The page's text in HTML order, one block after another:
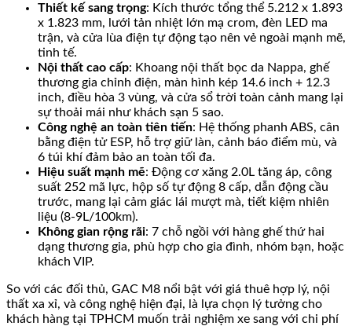
Thiết kế sang trọng: Kích thước tổng thể 5.212 x 1.893
x 1.823 mm, lưới tản nhiệt lớn mạ crom, đèn LED ma
trận, và cửa lùa điện tự động tạo nên vẻ ngoài mạnh mẽ,
tinh tế.
Nội thất cao cấp: Khoang nội thất bọc da Nappa, ghế
thương gia chỉnh điện, màn hình kép 14.6 inch + 12.3
inch, điều hòa 3 vùng, và cửa sổ trời toàn cảnh mang lại
sự thoải mái như khách sạn 5 sao.
Công nghệ an toàn tiên tiến: Hệ thống phanh ABS, cân
bằng điện tử ESP, hỗ trợ giữ làn, cảnh báo điểm mù, và
6 túi khí đảm bảo an toàn tối đa.
Hiệu suất mạnh mẽ: Động cơ xăng 2.0L tăng áp, công
suất 252 mã lực, hộp số tự động 8 cấp, dẫn động cầu
trước, mang lại cảm giác lái mượt mà, tiết kiệm nhiên
liệu (8-9L/100km).
Không gian rộng rãi: 7 chỗ ngồi với hàng ghế thứ hai
dạng thương gia, phù hợp cho gia đình, nhóm bạn, hoặc
khách VIP.
So với các đối thủ, GAC M8 nổi bật với giá thuê hợp lý, nội
thất xa xỉ, và công nghệ hiện đại, là lựa chọn lý tưởng cho
khách hàng tại TPHCM muốn trải nghiệm xe sang với chi phí